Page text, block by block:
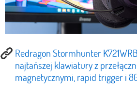
Redragon Stormhunter
najtańszej klawiatury z
magnetycznymi, rapid trigger i